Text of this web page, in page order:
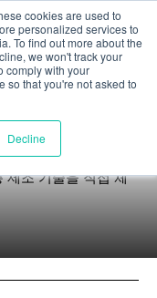
cookies are used to
personalized services to
To find out more about the
we won't track your
comply with your
so that you're not asked to
Decline
부품 평가
제조 기술을 직접 체